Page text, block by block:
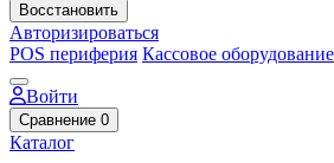
Восстановить
Авторизироваться
POS периферия Кассовое оборудование
Войти
Сравнение 0
Каталог